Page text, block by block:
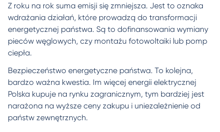
Z roku na rok suma emisji się zmniejsza. Jest to oznaka
wdrażania działań, które prowadzą do transformacji
energetycznej państwa. Są to dofinansowania wymiany
pieców węglowych, czy montażu fotowoltaiki lub pomp
ciepła.
Bezpieczeństwo energetyczne państwa. To kolejna,
bardzo ważna kwestia. Im więcej energii elektrycznej
Polska kupuje na rynku zagranicznym, tym bardziej jest
narażona na wyższe ceny zakupu i uniezależnienie od
państw zewnętrznych.